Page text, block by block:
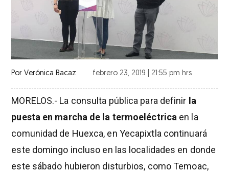
Por Verónica Bacaz febrero 23, 2019 | 21:55 pm hrs
MORELOS.- La consulta pública para definir la
puesta en marcha de la termoeléctrica en la
comunidad de Huexca, en Yecapixtla continuará
este domingo incluso en las localidades en donde
este sábado hubieron disturbios, como Temoac,